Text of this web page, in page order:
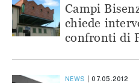
Campi
chiede
confronti di
NEWS 07.05.2012